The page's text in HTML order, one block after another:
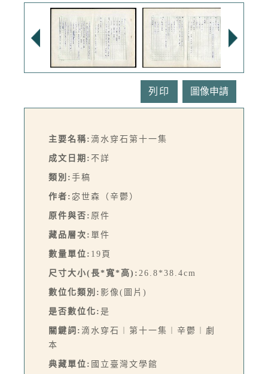
列印
主要名稱: 滴水穿石第十一集
成文日期: 不詳
類別: 手稿
作者: 宓世森（辛鬱）
原件與否: 原件
藏品層次: 單件
數量單位: 19頁
尺寸大小(長*寬*高): 26.8*38.4cm
數位化類別: 影像(圖片)
是否數位化: 是
關鍵詞: 滴水穿石︱第十一集︱辛鬱︱劇
本
典藏單位: 國立臺灣文學館